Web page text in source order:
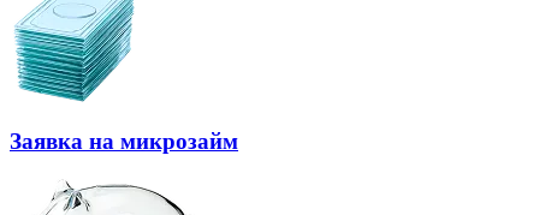
Заявка на микрозайм